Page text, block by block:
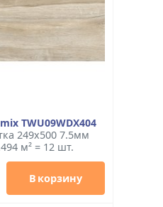
TWU09WDX404
249x500 7.5мм
м² = 12 шт.
В корзину